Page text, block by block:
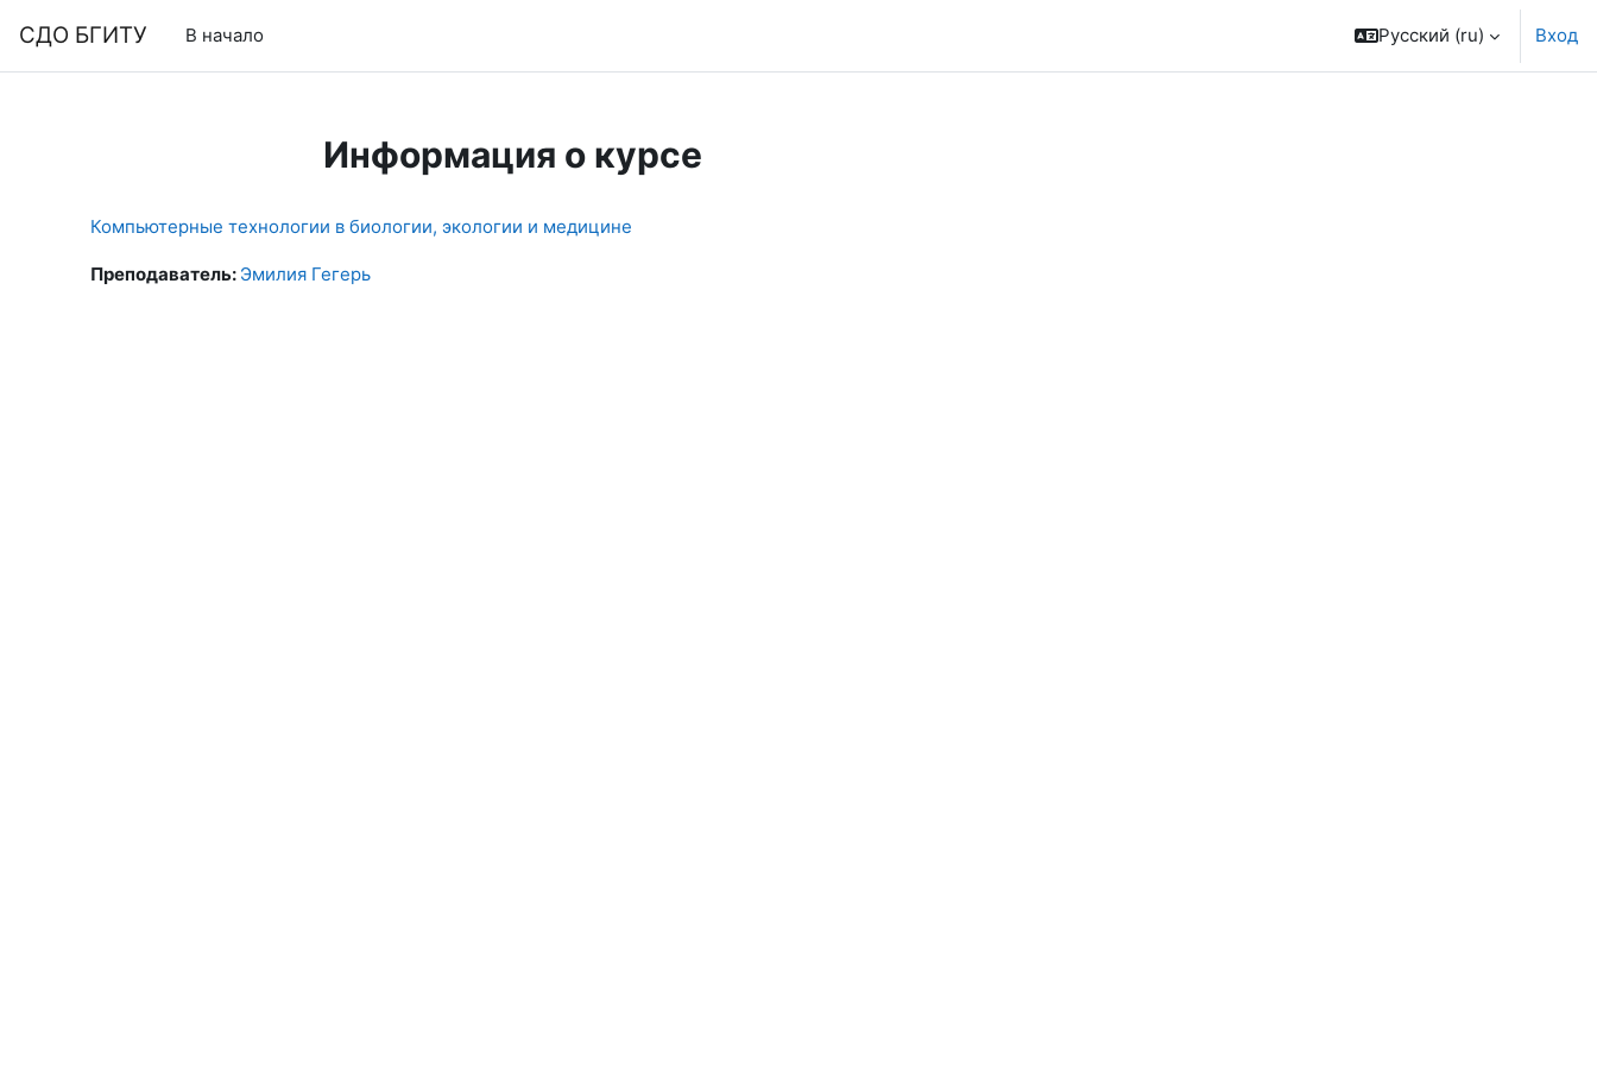
СДО БГИТУ В начало Русский ‎(ru)‎ Вход
Информация о курсе
Компьютерные технологии в биологии, экологии и медицине
Преподаватель: Эмилия Гегерь